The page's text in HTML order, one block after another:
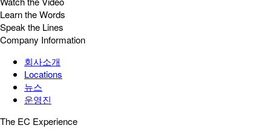
Learn the Words
Speak the Lines
Company Information
회사소개
Locations
뉴스
운영진
The EC Experience